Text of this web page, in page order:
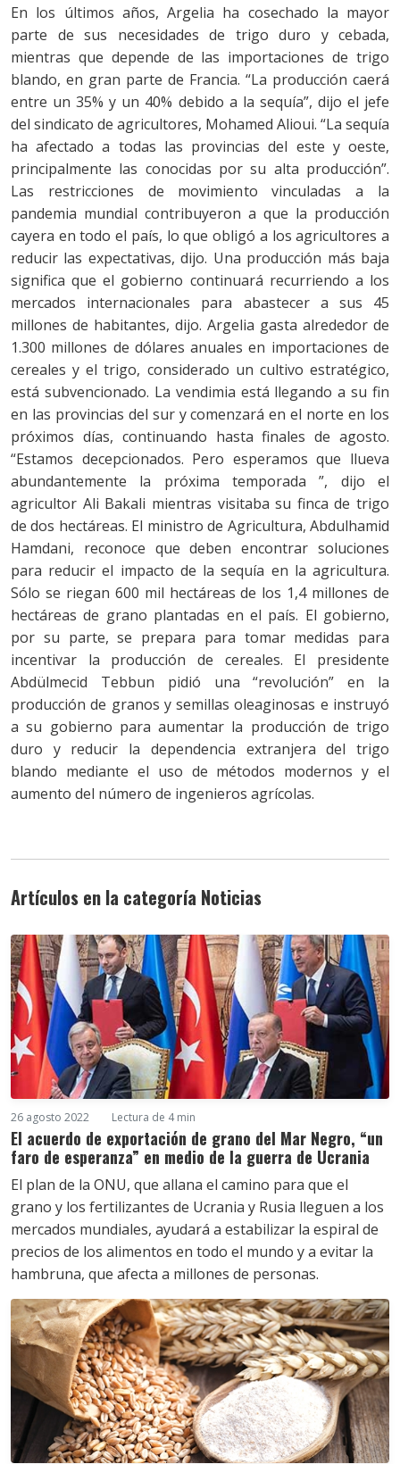
En los últimos años, Argelia ha cosechado la mayor
parte de sus necesidades de trigo duro y cebada,
mientras que depende de las importaciones de trigo
blando, en gran parte de Francia. “La producción caerá
entre un 35% y un 40% debido a la sequía”, dijo el jefe
del sindicato de agricultores, Mohamed Alioui. “La sequía
ha afectado a todas las provincias del este y oeste,
principalmente las conocidas por su alta producción”.
Las restricciones de movimiento vinculadas a la
pandemia mundial contribuyeron a que la producción
cayera en todo el país, lo que obligó a los agricultores a
reducir las expectativas, dijo. Una producción más baja
significa que el gobierno continuará recurriendo a los
mercados internacionales para abastecer a sus 45
millones de habitantes, dijo. Argelia gasta alrededor de
1.300 millones de dólares anuales en importaciones de
cereales y el trigo, considerado un cultivo estratégico,
está subvencionado. La vendimia está llegando a su fin
en las provincias del sur y comenzará en el norte en los
próximos días, continuando hasta finales de agosto.
“Estamos decepcionados. Pero esperamos que llueva
abundantemente la próxima temporada ”, dijo el
agricultor Ali Bakali mientras visitaba su finca de trigo
de dos hectáreas. El ministro de Agricultura, Abdulhamid
Hamdani, reconoce que deben encontrar soluciones
para reducir el impacto de la sequía en la agricultura.
Sólo se riegan 600 mil hectáreas de los 1,4 millones de
hectáreas de grano plantadas en el país. El gobierno,
por su parte, se prepara para tomar medidas para
incentivar la producción de cereales. El presidente
Abdülmecid Tebbun pidió una “revolución” en la
producción de granos y semillas oleaginosas e instruyó
a su gobierno para aumentar la producción de trigo
duro y reducir la dependencia extranjera del trigo
blando mediante el uso de métodos modernos y el
aumento del número de ingenieros agrícolas.
Artículos en la categoría Noticias
26 agosto 2022 Lectura de 4 min
El acuerdo de exportación de grano del Mar Negro, “un
faro de esperanza” en medio de la guerra de Ucrania
El plan de la ONU, que allana el camino para que el
grano y los fertilizantes de Ucrania y Rusia lleguen a los
mercados mundiales, ayudará a estabilizar la espiral de
precios de los alimentos en todo el mundo y a evitar la
hambruna, que afecta a millones de personas.